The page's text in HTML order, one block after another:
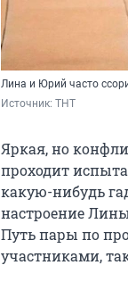
Лина и Юрий часто
Источник: ТНТ
Яркая, но
проходит
какую-нибудь
настроение
Путь пары по
участниками,